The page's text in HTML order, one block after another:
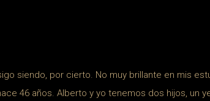
siendo, por cierto. No muy brillante en mis
46 años. Alberto y yo tenemos dos hijos, un